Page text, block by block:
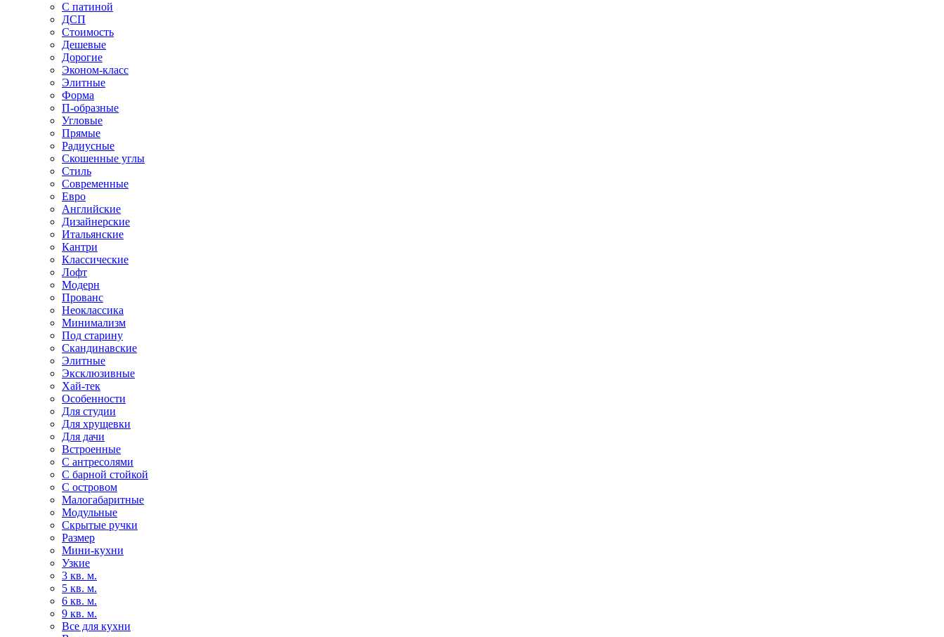
С патиной
ДСП
Стоимость
Дешевые
Дорогие
Эконом-класс
Элитные
Форма
П-образные
Угловые
Прямые
Радиусные
Скошенные углы
Стиль
Современные
Евро
Английские
Дизайнерские
Итальянские
Кантри
Классические
Лофт
Модерн
Прованс
Неоклассика
Минимализм
Под старину
Скандинавские
Элитные
Эксклюзивные
Хай-тек
Особенности
Для студии
Для хрущевки
Для дачи
Встроенные
С антресолями
С барной стойкой
С островом
Малогабаритные
Модульные
Скрытые ручки
Размер
Мини-кухни
Узкие
3 кв. м.
5 кв. м.
6 кв. м.
9 кв. м.
Все для кухни